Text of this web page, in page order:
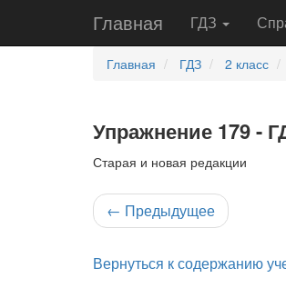
Главная ГДЗ
Главная ГДЗ 2 класс
Упражнение 179 -
Старая и новая редакции
← Предыдущее
Вернуться к содержанию